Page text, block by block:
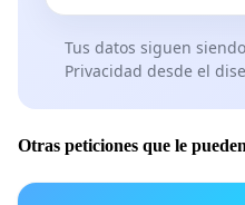
Derecho de la
Tus datos siguen
Privacidad desde el
Otras peticiones que le